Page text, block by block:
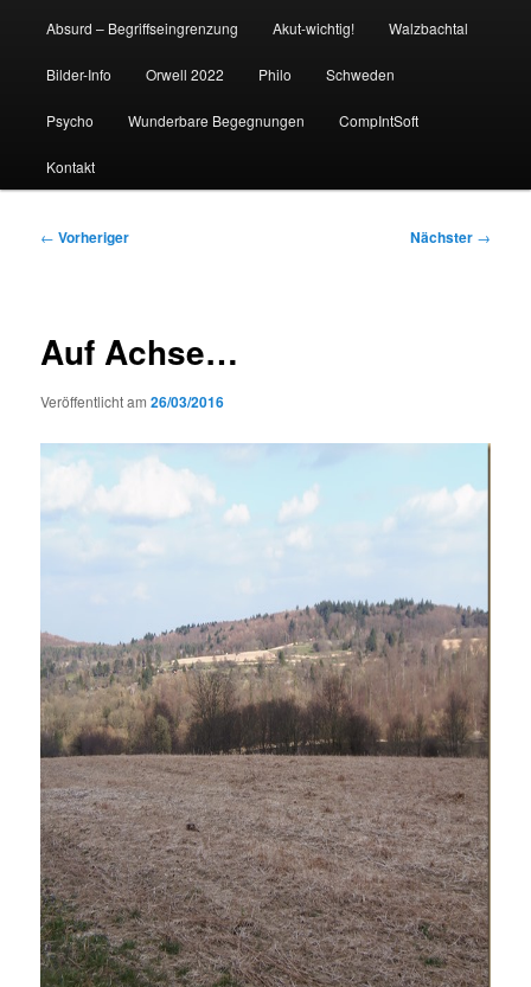
Absurd – Begriffseingrenzung Akut-wichtig! Walzbachtal
Bilder-Info Orwell 2022 Philo Schweden
Psycho Wunderbare Begegnungen CompIntSoft
Kontakt
Beitragsnavigation
← Vorheriger Nächster →
Auf Achse…
Veröffentlicht am26/03/2016